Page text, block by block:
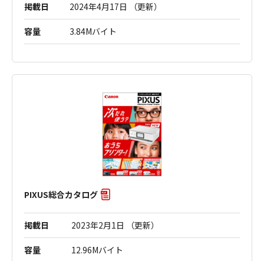
掲載日 2024年4月17日 （更新）
容量 3.84Mバイト
PIXUS総合カタログ
掲載日 2023年2月1日 （更新）
容量 12.96Mバイト